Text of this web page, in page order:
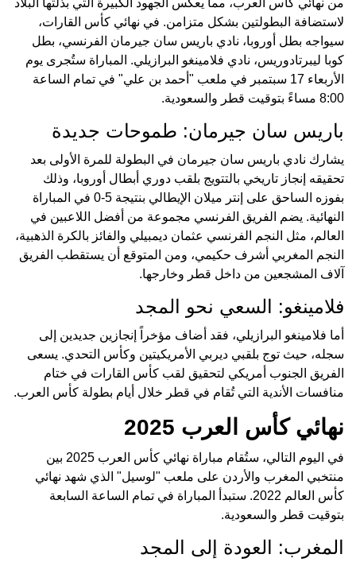
لاستضافة البطولتين بشكل متزامن. في نهائي كأس القارات،
سيواجه بطل أوروبا، نادي باريس سان جيرمان الفرنسي، بطل
كوبا ليبرتادوريس، نادي فلامينغو البرازيلي. المباراة ستُجرى يوم
الأربعاء 17 سبتمبر في ملعب "أحمد بن علي" في تمام الساعة
8:00 مساءً بتوقيت قطر والسعودية.
باريس سان جيرمان: طموحات جديدة
يشارك نادي باريس سان جيرمان في البطولة للمرة الأولى بعد
تحقيقه إنجاز تاريخي بالتتويج بلقب دوري أبطال أوروبا، وذلك
بفوزه الساحق على إنتر ميلان الإيطالي بنتيجة 5-0 في المباراة
النهائية. يضم الفريق الفرنسي مجموعة من أفضل اللاعبين في
العالم، مثل النجم الفرنسي عثمان ديمبيلي والفائز بالكرة الذهبية،
النجم المغربي أشرف حكيمي، ومن المتوقع أن يستقطب الفريق
آلاف المشجعين من داخل قطر وخارجها.
فلامينغو: السعي نحو المجد
أما فلامينغو البرازيلي، فقد أضاف مؤخراً إنجازين جديدين إلى
سجله، حيث توج بلقبي ديربي الأمريكيتين وكأس التحدي. يسعى
الفريق الجنوب أمريكي لتحقيق لقب كأس القارات في ختام
منافسات الأندية التي تُقام في قطر خلال أيام بطولة كأس العرب.
نهائي كأس العرب 2025
في اليوم التالي، ستُقام مباراة نهائي كأس العرب 2025 بين
منتخبي المغرب والأردن على ملعب "لوسيل" الذي شهد نهائي
كأس العالم 2022. ستبدأ المباراة في تمام الساعة السابعة
بتوقيت قطر والسعودية.
المغرب: العودة إلى المجد